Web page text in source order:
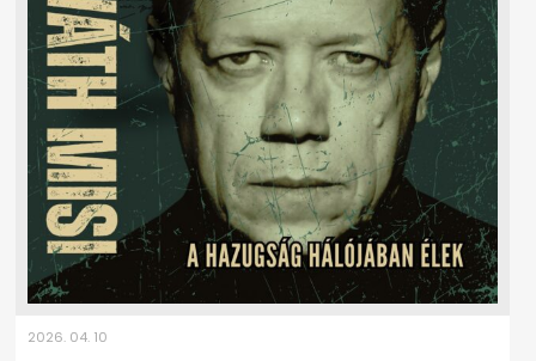
2026. 04. 10